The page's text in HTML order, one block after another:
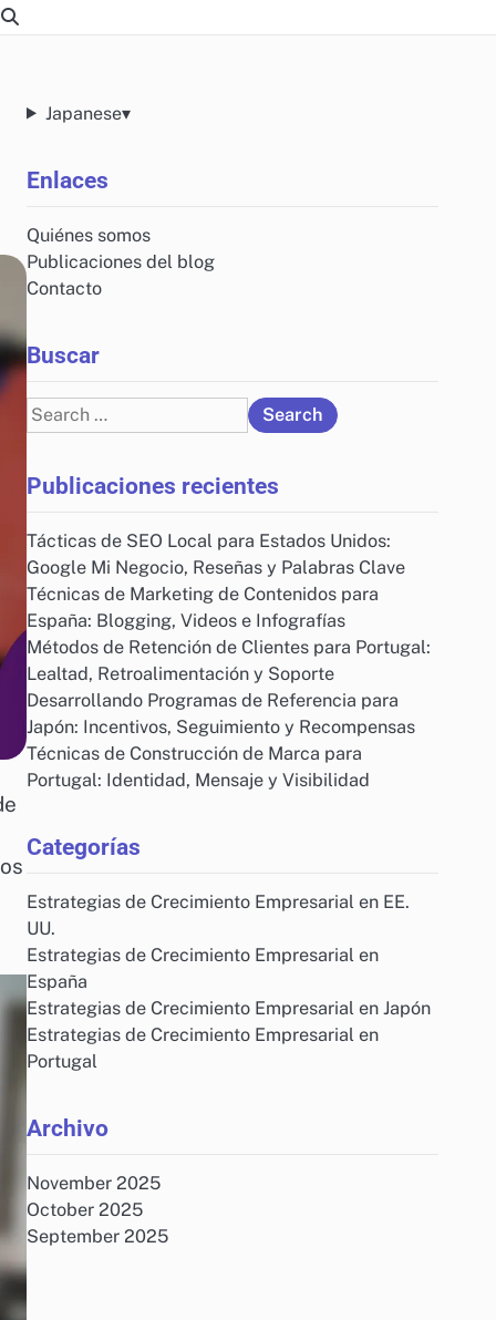
Japanese▾
Enlaces
Quiénes somos
Publicaciones del blog
Contacto
Buscar
Search
for:
Publicaciones recientes
Tácticas de SEO Local para Estados Unidos:
Google Mi Negocio, Reseñas y Palabras Clave
Técnicas de Marketing de Contenidos para
España: Blogging, Videos e Infografías
Métodos de Retención de Clientes para Portugal:
Lealtad, Retroalimentación y Soporte
Desarrollando Programas de Referencia para
Japón: Incentivos, Seguimiento y Recompensas
Técnicas de Construcción de Marca para
Portugal: Identidad, Mensaje y Visibilidad
Categorías
Estrategias de Crecimiento Empresarial en EE.
UU.
Estrategias de Crecimiento Empresarial en
España
Estrategias de Crecimiento Empresarial en Japón
Estrategias de Crecimiento Empresarial en
Portugal
Archivo
November 2025
October 2025
September 2025